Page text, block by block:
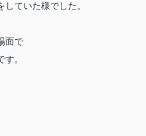
ていた様でした。
面で
。